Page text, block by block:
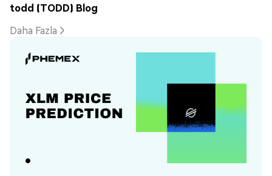
todd (TODD) Blog
Daha Fazla